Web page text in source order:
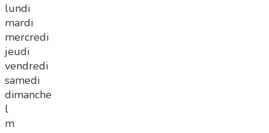
lundi
mardi
mercredi
jeudi
vendredi
samedi
dimanche
l
m